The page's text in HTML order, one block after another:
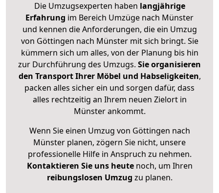
Die Umzugsexperten haben langjährige
Erfahrung im Bereich Umzüge nach Münster
und kennen die Anforderungen, die ein Umzug
von Göttingen nach Münster mit sich bringt. Sie
kümmern sich um alles, von der Planung bis hin
zur Durchführung des Umzugs. Sie organisieren
den Transport Ihrer Möbel und Habseligkeiten,
packen alles sicher ein und sorgen dafür, dass
alles rechtzeitig an Ihrem neuen Zielort in
Münster ankommt.
Wenn Sie einen Umzug von Göttingen nach
Münster planen, zögern Sie nicht, unsere
professionelle Hilfe in Anspruch zu nehmen.
Kontaktieren Sie uns heutenoch, um Ihren
reibungslosen Umzug zu planen.